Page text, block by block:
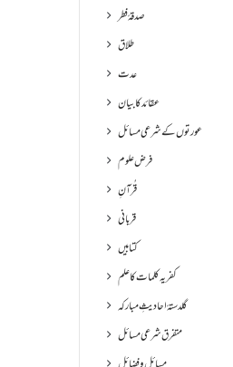
صدقۂ فطر
طلاق
عدت
عقائد کا بیان
عورتوں کے شرعی مسائل
فرض علوم
قُرآنِ
قربانی
کتابیں
کفریہ کلمات کا علم
گلدستۂ احادیثِ مبارکہ
متفرق شرعی مسائل